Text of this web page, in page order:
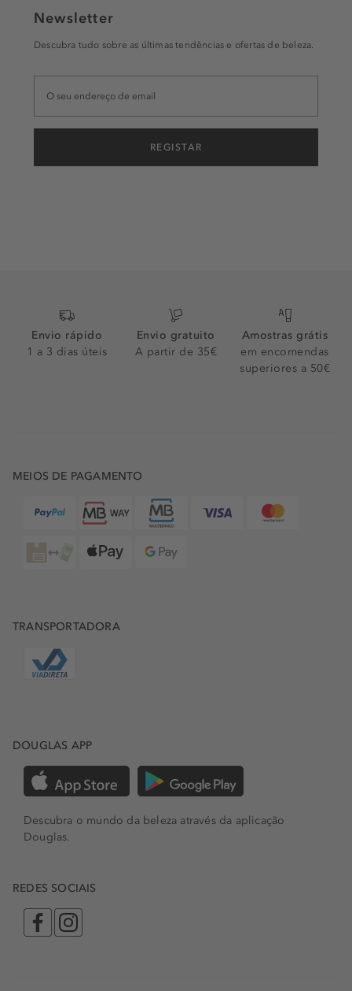
Newsletter
Descubra tudo sobre as últimas tendências e ofertas de beleza.
REGISTAR
Envio rápido
1 a 3 dias úteis
Envio gratuito
A partir de 35€
Amostras grátis
em encomendas
superiores a 50€
MEIOS DE PAGAMENTO
TRANSPORTADORA
DOUGLAS APP
Descubra o mundo da beleza através da aplicação
Douglas.
REDES SOCIAIS